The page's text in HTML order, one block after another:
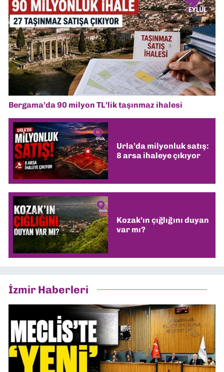
Bergama’da 90 milyon TL’lik taşınmaz ihalesi
Urla’da milyonluk satış:
8 arsa ihaleye çıkıyor
Kozak’ın çığlığını duyan
var mı?
İzmir Haberleri